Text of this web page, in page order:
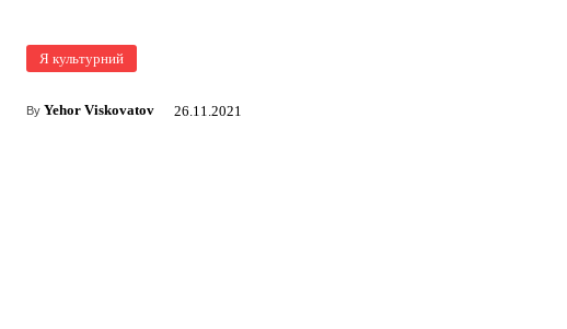
Я культурний
By Yehor Viskovatov 26.11.2021